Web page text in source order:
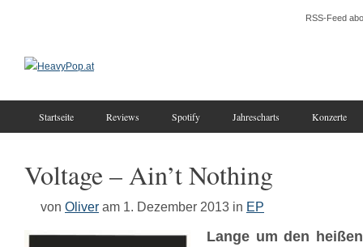
RSS-Feed
Startseite Reviews Spotify Jahrescharts Konzerte
Voltage – Ain’t Nothing
von Oliver am 1. Dezember 2013 in EP
Lange um den